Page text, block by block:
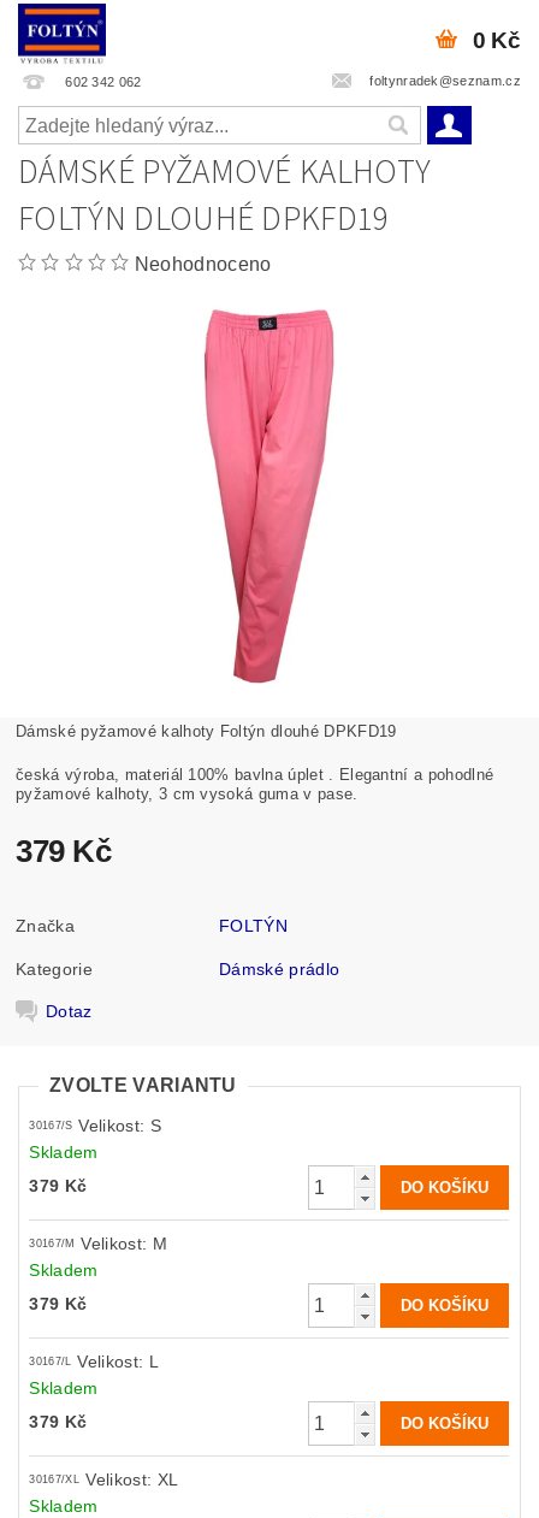
602 342 062 foltynradek@seznam.cz
0 Kč
DÁMSKÉ PYŽAMOVÉ KALHOTY
FOLTÝN DLOUHÉ DPKFD19
Neohodnoceno
Dámské pyžamové kalhoty Foltýn dlouhé DPKFD19
česká výroba, materiál 100% bavlna úplet . Elegantní a pohodlné
pyžamové kalhoty, 3 cm vysoká guma v pase.
379 Kč
Značka FOLTÝN
Kategorie Dámské prádlo
Dotaz
ZVOLTE VARIANTU
30167/S Velikost: S
Skladem
379 Kč
30167/M
Velikost: M
Skladem
379 Kč
30167/L Velikost: L
Skladem
379 Kč
30167/XL Velikost: XL
Skladem